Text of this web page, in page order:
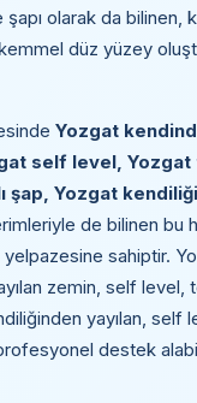
olarak da bilinen,
düz yüzey
Yozgat
self level, Yozgat
şap, Yozgat
de bilinen bu
yelpazesine sahiptir.
zemin, self level,
yayılan, self
destek